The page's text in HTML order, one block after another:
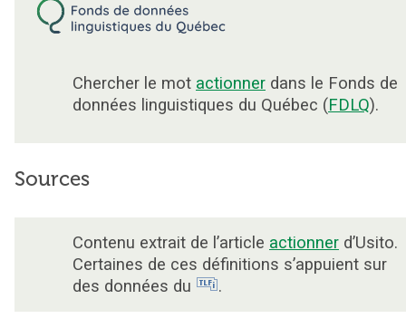
Chercher le mot actionner dans le Fonds de
données linguistiques du Québec (FDLQ).
Sources
Contenu extrait de l’article actionner d’Usito.
Certaines de ces définitions s’appuient sur
des données du
.